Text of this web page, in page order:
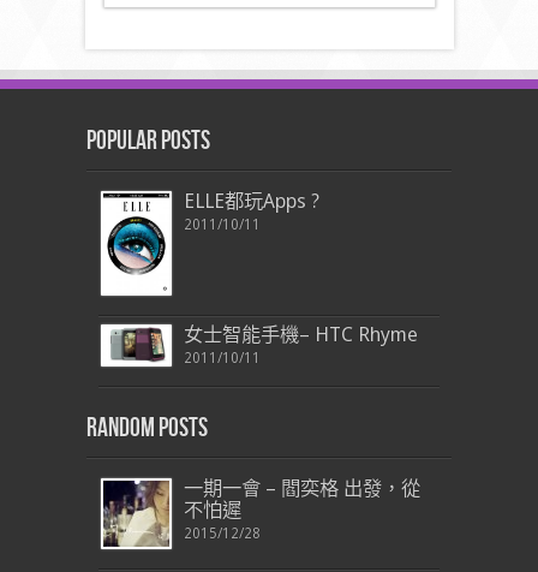
Popular Posts
ELLE都玩Apps ?
2011/10/11
女士智能手機– HTC Rhyme
2011/10/11
Random Posts
一期一會 – 閻奕格 出發，從
不怕遲
2015/12/28